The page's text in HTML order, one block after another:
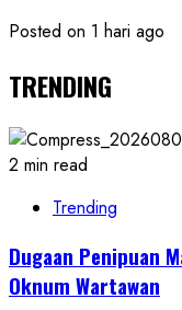
Posted on 1 hari ago
TRENDING
2 min read
Trending
Dugaan Penipuan
Oknum Wartawan